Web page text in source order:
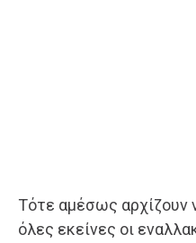
Τότε αμέσως αρχίζουν
όλες εκείνες οι